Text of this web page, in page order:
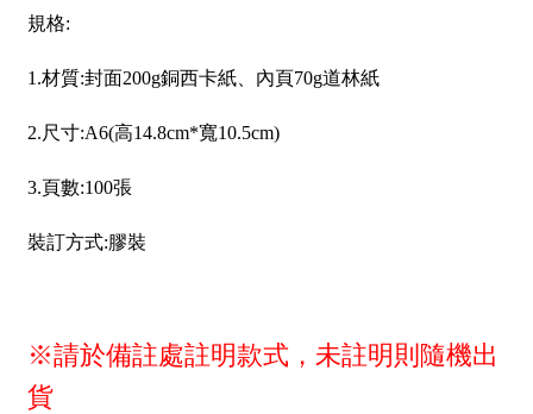
規格:
1.材質:封面200g銅西卡紙、內頁70g道林紙
2.尺寸:A6(高14.8cm*寬10.5cm)
3.頁數:100張
裝訂方式:膠裝
※請於備註處註明款式，未註明則隨機出
貨